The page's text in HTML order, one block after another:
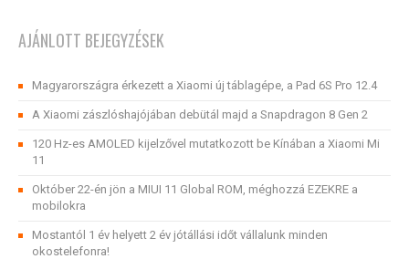
AJÁNLOTT BEJEGYZÉSEK
Magyarországra érkezett a Xiaomi új táblagépe, a Pad 6S Pro 12.4
A Xiaomi zászlóshajójában debütál majd a Snapdragon 8 Gen 2
120 Hz-es AMOLED kijelzővel mutatkozott be Kínában a Xiaomi Mi
11
Október 22-én jön a MIUI 11 Global ROM, méghozzá EZEKRE a
mobilokra
Mostantól 1 év helyett 2 év jótállási időt vállalunk minden
okostelefonra!